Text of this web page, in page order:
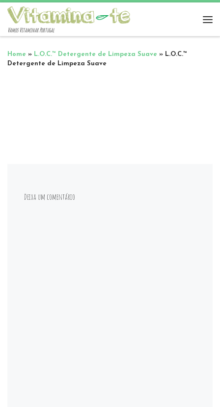
Vamos Vitaminar Portugal
Home » L.O.C.™ Detergente de Limpeza Suave » L.O.C.™
Detergente de Limpeza Suave
Deixa um comentário